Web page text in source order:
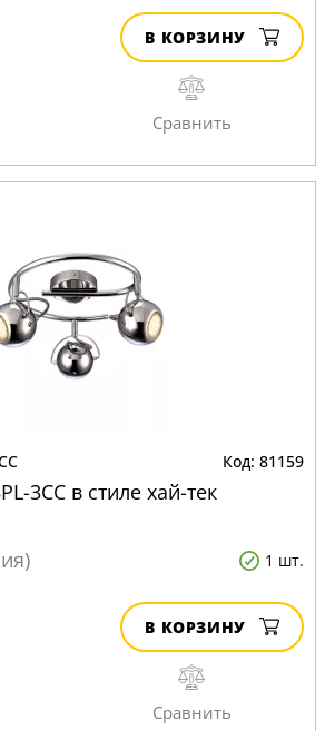
В КОРЗИНУ
81159
3CC в стиле хай-тек
1 шт.
В КОРЗИНУ